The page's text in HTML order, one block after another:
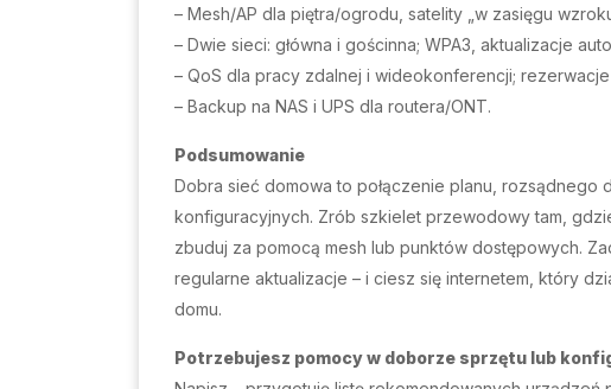
– Mesh/AP dla piętra/ogrodu, satelity „w zasięgu
– Dwie sieci: główna i gościnna; WPA3, aktualizacje
– QoS dla pracy zdalnej i wideokonferencji;
– Backup na NAS i UPS dla routera/ONT.
Podsumowanie
Dobra sieć domowa to połączenie planu,
konfiguracyjnych. Zrób szkielet przewodowy tam,
zbuduj za pomocą mesh lub punktów dostępowych.
regularne aktualizacje – i ciesz się internetem, który
domu.
Potrzebujesz pomocy w doborze sprzętu lub